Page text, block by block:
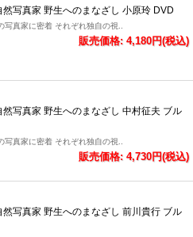
然写真家 野生へのまなざし 小原玲 DVD
写真家に密着 それぞれ独自の視..
販売価格: 4,180円(税込)
然写真家 野生へのまなざし 中村征夫 ブル
写真家に密着 それぞれ独自の視..
販売価格: 4,730円(税込)
然写真家 野生へのまなざし 前川貴行 ブル